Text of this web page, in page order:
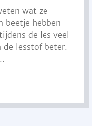
wat ze
beetje hebben
de les veel
de lesstof beter.